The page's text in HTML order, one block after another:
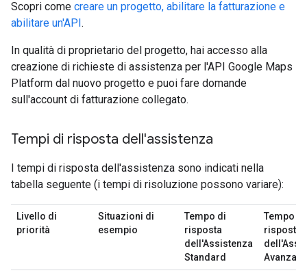
Scopri come creare un progetto, abilitare la fatturazione e
abilitare un'API.
In qualità di proprietario del progetto, hai accesso alla
creazione di richieste di assistenza per l'API Google Maps
Platform dal nuovo progetto e puoi fare domande
sull'account di fatturazione collegato.
Tempi di risposta dell'assistenza
I tempi di risposta dell'assistenza sono indicati nella
tabella seguente (i tempi di risoluzione possono variare):
Livello di
priorità
Situazioni di
esempio
Tempo di
risposta
dell'Assistenza
Standard
Tempo di
risposta
Avanzata